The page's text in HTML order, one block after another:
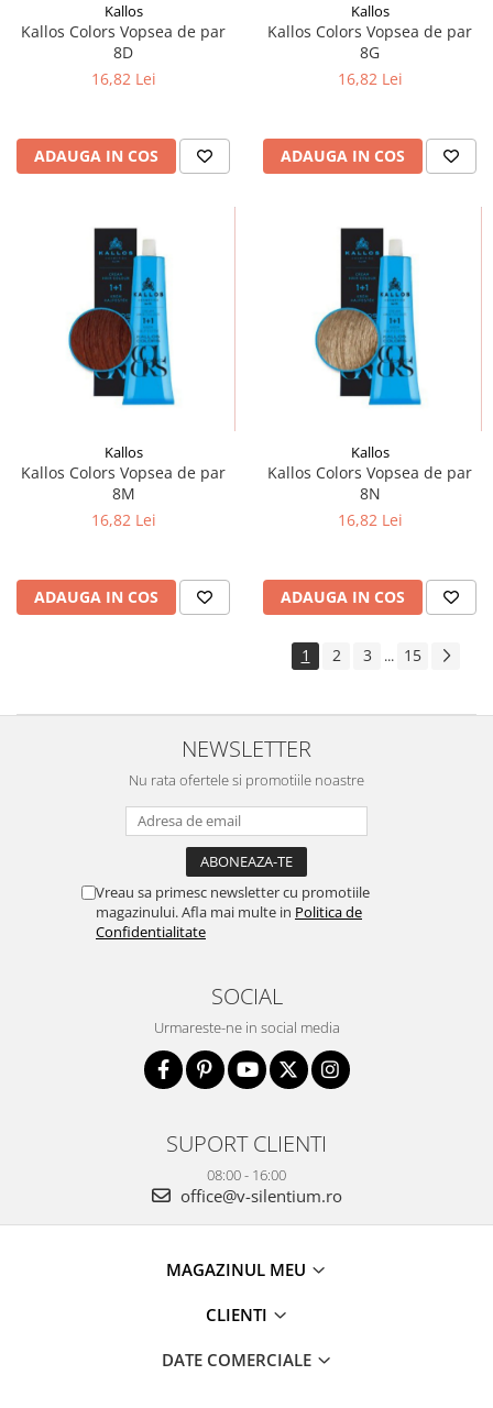
Kallos
Kallos Colors Vopsea de par
8D
16,82 Lei
ADAUGA IN COS
Kallos
Kallos Colors Vopsea de par
8G
16,82 Lei
ADAUGA IN COS
Kallos
Kallos Colors Vopsea de par
8M
16,82 Lei
ADAUGA IN COS
Kallos
Kallos Colors Vopsea de par
8N
16,82 Lei
ADAUGA IN COS
1 2 3 ... 15
NEWSLETTER
Nu rata ofertele si promotiile noastre
Vreau sa primesc newsletter cu promotiile
magazinului. Afla mai multe in Politica de
Confidentialitate
SOCIAL
Urmareste-ne in social media
SUPORT CLIENTI
08:00 - 16:00
office@v-silentium.ro
MAGAZINUL MEU
CLIENTI
DATE COMERCIALE